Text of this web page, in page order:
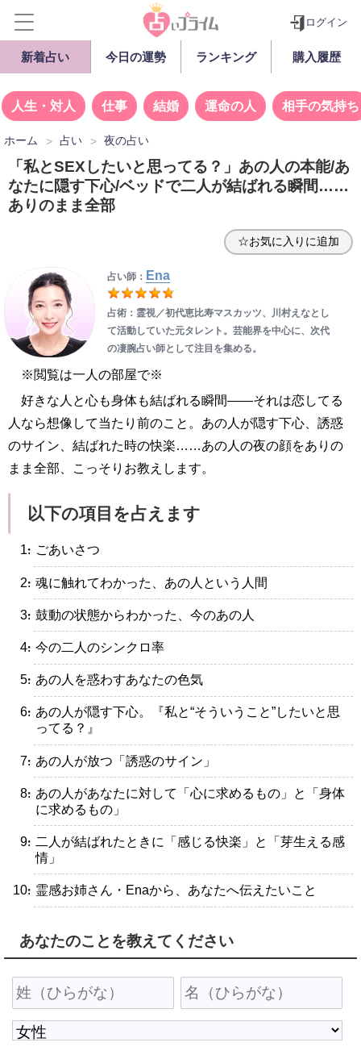
ログイン
新着占い 今日の運勢 ランキング 購入履歴
人生・対人 仕事 結婚 運命の人 相手の気持ち
ホーム 占い 夜の占い
「私とSEXしたいと思ってる？」あの人の本能/あ
なたに隠す下心/ベッドで二人が結ばれる瞬間……
ありのまま全部
☆お気に入りに追加
占い師： Ena
占術：霊視／初代恵比寿マスカッツ、川村えなとし
て活動していた元タレント。芸能界を中心に、次代
の凄腕占い師として注目を集める。
※閲覧は一人の部屋で※
好きな人と心も身体も結ばれる瞬間――それは恋してる
人なら想像して当たり前のこと。あの人が隠す下心、誘惑
のサイン、結ばれた時の快楽……あの人の夜の顔をありの
まま全部、こっそりお教えします。
以下の項目を占えます
・ごあいさつ
・魂に触れてわかった、あの人という人間
・鼓動の状態からわかった、今のあの人
・今の二人のシンクロ率
・あの人を惑わすあなたの色気
・あの人が隠す下心。『私と“そういうこと”したいと思
ってる？』
・あの人が放つ「誘惑のサイン」
・あの人があなたに対して「心に求めるもの」と「身体
に求めるもの」
・二人が結ばれたときに「感じる快楽」と「芽生える感
情」
・霊感お姉さん・Enaから、あなたへ伝えたいこと
あなたのことを教えてください